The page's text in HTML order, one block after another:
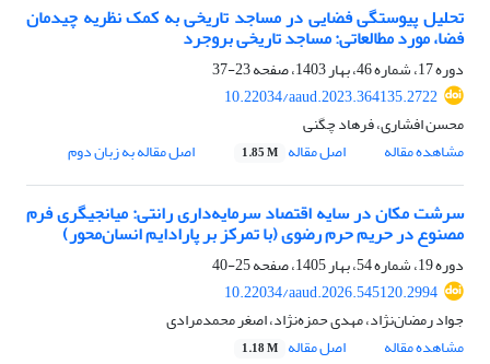
تحلیل پیوستگی فضایی در مساجد تاریخی به کمک نظریه چیدمان
فضا، مورد مطالعاتی: مساجد تاریخی بروجرد
دوره 17، شماره 46، بهار 1403، صفحه
23-37
10.22034/aaud.2023.364135.2722
محسن افشاری، فرهاد چگنی
مشاهده مقاله
اصل مقاله 1.85 M اصل مقاله به زبان دوم
سرشت مکان در سایه اقتصاد سرمایه‌داری رانتی: میانجیگری فرم
مصنوع در حریم حرم رضوی (با تمرکز بر پارادایم انسان‌محور)
دوره 19، شماره 54، بهار 1405، صفحه
25-40
10.22034/aaud.2026.545120.2994
جواد رمضان‌نژاد، مهدی حمزه‌نژاد، اصغر محمد‌مرادی
مشاهده مقاله
اصل مقاله 1.18 M